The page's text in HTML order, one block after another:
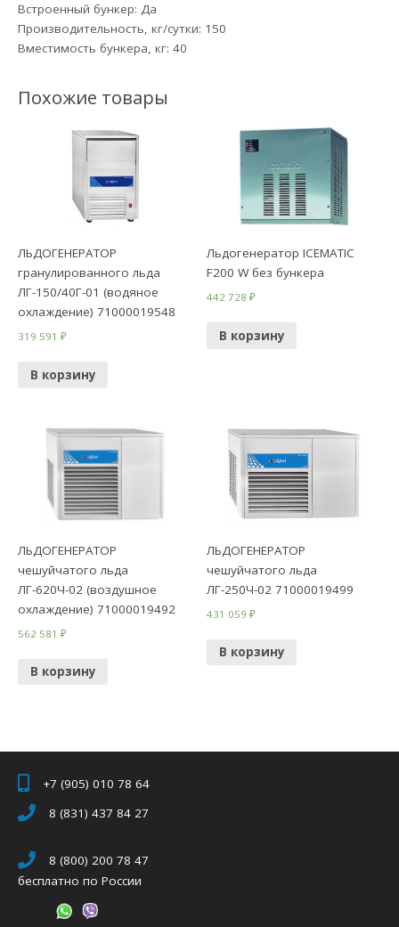
Встроенный бункер: Да
Производительность, кг/сутки: 150
Вместимость бункера, кг: 40
Похожие товары
ЛЬДОГЕНЕРАТОР
гранулированного льда
ЛГ-150/40Г-01 (водяное
охлаждение) 71000019548
319 591₽
В корзину
Льдогенератор ICEMATIC
F200 W без бункера
442 728₽
В корзину
ЛЬДОГЕНЕРАТОР
чешуйчатого льда
ЛГ-620Ч-02 (воздушное
охлаждение) 71000019492
562 581₽
В корзину
ЛЬДОГЕНЕРАТОР
чешуйчатого льда
ЛГ-250Ч-02 71000019499
431 059₽
В корзину
+7 (905) 010 78 64
8 (831) 437 84 27
8 (800) 200 78 47
бесплатно по России